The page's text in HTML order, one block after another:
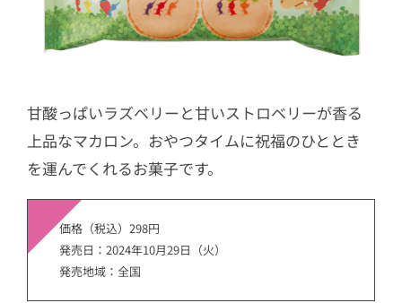
甘酸っぱいラズベリーと甘いストロベリーが香る
上品なマカロン。おやつタイムに祝福のひととき
を運んでくれるお菓子です。
価格（税込）298円
発売日：2024年10月29日（火）
発売地域：全国